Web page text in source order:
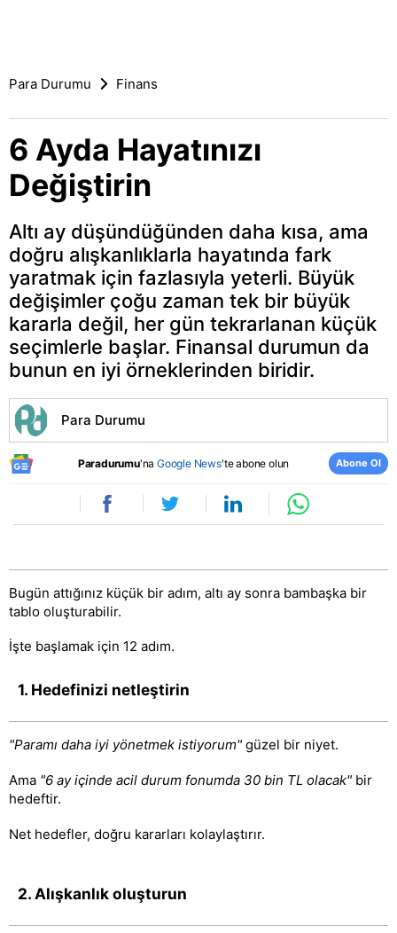
Para Durumu Finans
6 Ayda Hayatınızı
Değiştirin
Altı ay düşündüğünden daha kısa, ama
doğru alışkanlıklarla hayatında fark
yaratmak için fazlasıyla yeterli. Büyük
değişimler çoğu zaman tek bir büyük
kararla değil, her gün tekrarlanan küçük
seçimlerle başlar. Finansal durumun da
bunun en iyi örneklerinden biridir.
Para Durumu
Paradurumu'naGoogle News'te abone olun Abone Ol
Bugün attığınız küçük bir adım, altı ay sonra bambaşka bir
tablo oluşturabilir.
İşte başlamak için 12 adım.
1. Hedefinizi netleştirin
"Paramı daha iyi yönetmek istiyorum" güzel bir niyet.
Ama "6 ay içinde acil durum fonumda 30 bin TL olacak" bir
hedeftir.
Net hedefler, doğru kararları kolaylaştırır.
2. Alışkanlık oluşturun